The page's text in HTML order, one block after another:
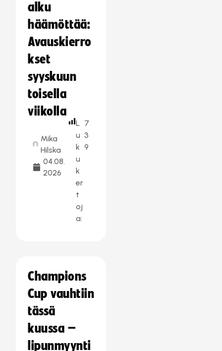
alku
häämöttää:
Avauskierro
kset
syyskuun
toisella
viikolla
Mika
Hilska
04.08.
2026
L
u
k
u
k
er
t
oj
a:
7
3
9
Champions
Cup vauhtiin
tässä
kuussa –
lipunmyynti